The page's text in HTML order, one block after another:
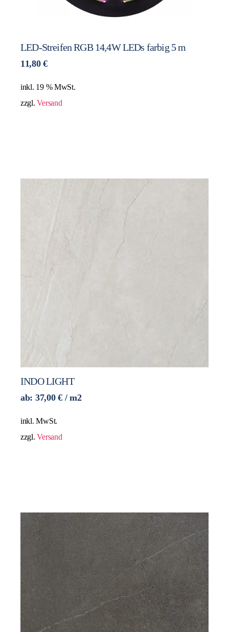
LED-Streifen RGB 14,4W LEDs farbig 5 m
11,80€
inkl. 19 % MwSt.
zzgl.Versand
INDO LIGHT
ab: 37,00€ / m2
inkl. MwSt.
zzgl.Versand